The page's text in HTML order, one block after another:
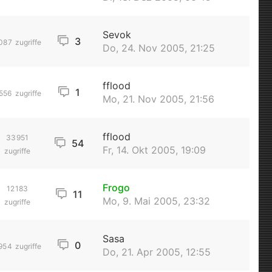
zugriffe 3
Sevok
Do, 24. Nov 2005, 21:25
zugriffe 1
fflood
Mo, 21. Nov 2005, 21:56
33951
zugriffe
54
fflood
Fr, 14. Okt 2005, 19:09
12183
zugriffe
11
Frogo
Mo, 9. Mai 2005, 23:32
zugriffe 0
Sasa
Do, 21. Apr 2005, 12:55